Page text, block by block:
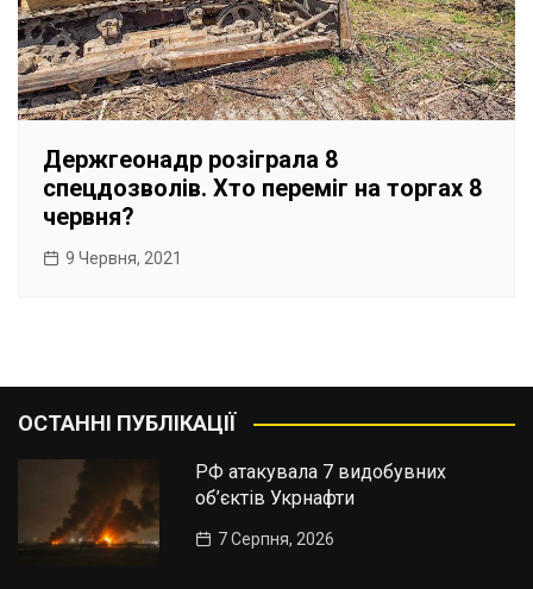
Держгеонадр розіграла 8
спецдозволів. Хто переміг на торгах 8
червня?
9 Червня, 2021
ОСТАННІ ПУБЛІКАЦІЇ
РФ атакувала 7 видобувних
об’єктів Укрнафти
7 Серпня, 2026